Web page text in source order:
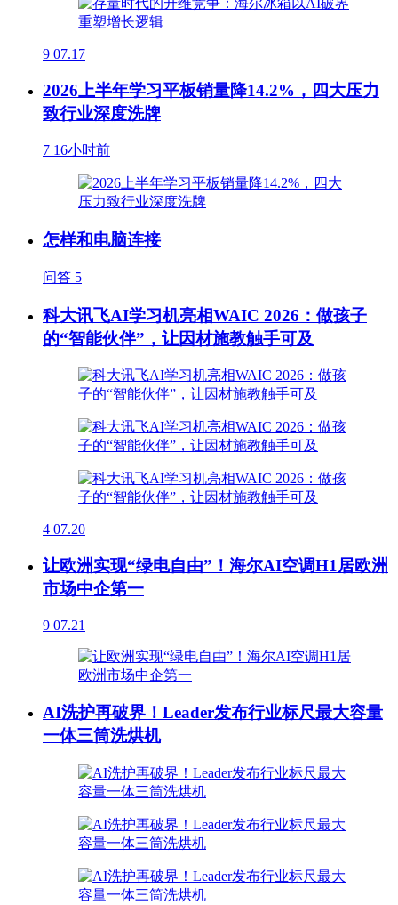
9 07.17
2026上半年学习平板销量降14.2%，四大压力
致行业深度洗牌
7 16小时前
怎样和电脑连接
问答 5
科大讯飞AI学习机亮相WAIC 2026：做孩子
的“智能伙伴”，让因材施教触手可及
4 07.20
让欧洲实现“绿电自由”！海尔AI空调H1居欧洲
市场中企第一
9 07.21
AI洗护再破界！Leader发布行业标尺最大容量
一体三筒洗烘机